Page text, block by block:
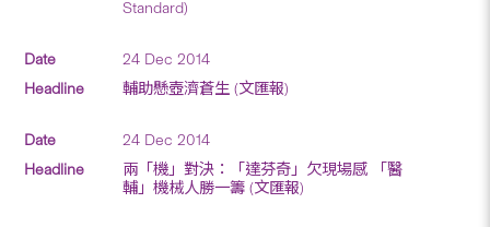
Standard)
24 Dec 2014
輔助懸壺濟蒼生 (文匯報)
24 Dec 2014
兩「機」對決：「達芬奇」欠現場感 「醫
輔」機械人勝一籌 (文匯報)